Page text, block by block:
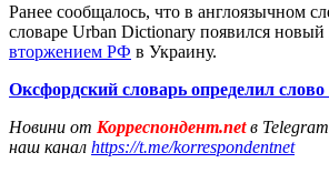
Ранее сообщалось, что в англоязычном
словаре Urban Dictionary появился новый
вторжением РФ в Украину.
Оксфордский словарь определил слово
Новини от Корреспондент.netв
наш канал https://t.me/korrespondentnet